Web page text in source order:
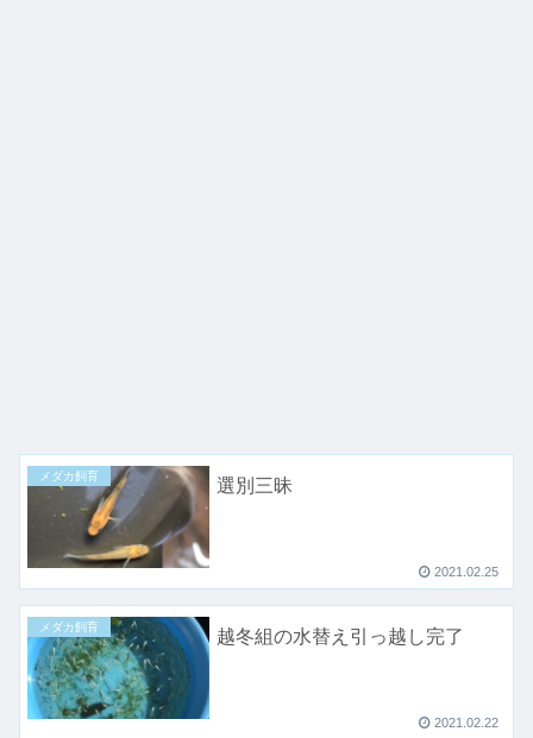
メダカ飼育 選別三昧
2021.02.25
メダカ飼育 越冬組の水替え引っ越し完了
2021.02.22